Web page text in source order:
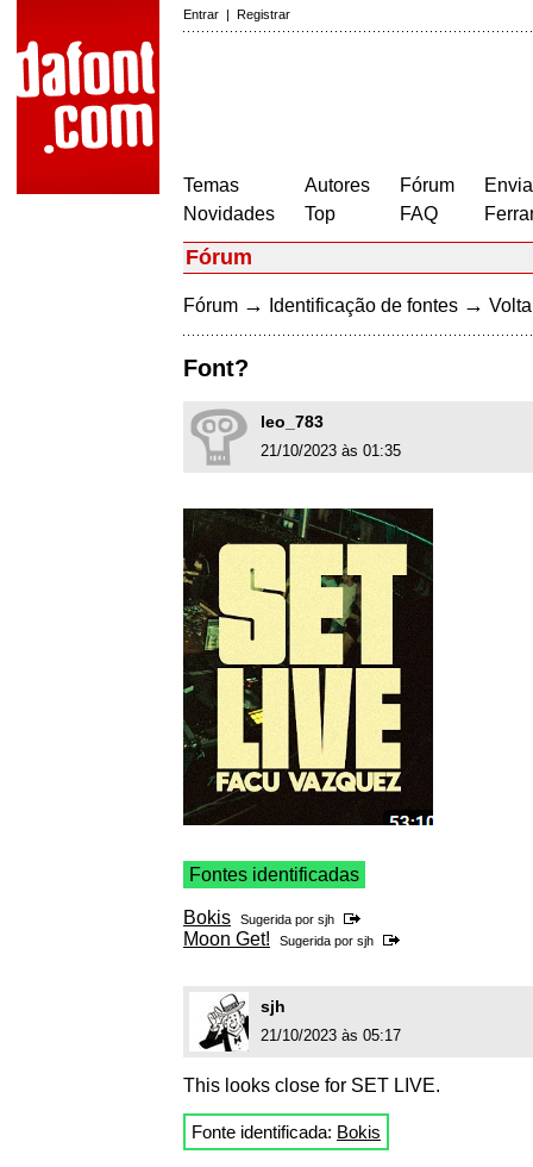
Entrar | Registrar
Temas
Novidades
Autores
Top
Fórum
FAQ
Fórum
Fórum → Identificação de fontes →
Font?
leo_783
21/10/2023 às 01:35
Fontes identificadas
Bokis Sugerida por sjh
Moon Get! Sugerida por sjh
sjh
21/10/2023 às 05:17
This looks close for SET LIVE.
Fonte identificada: Bokis